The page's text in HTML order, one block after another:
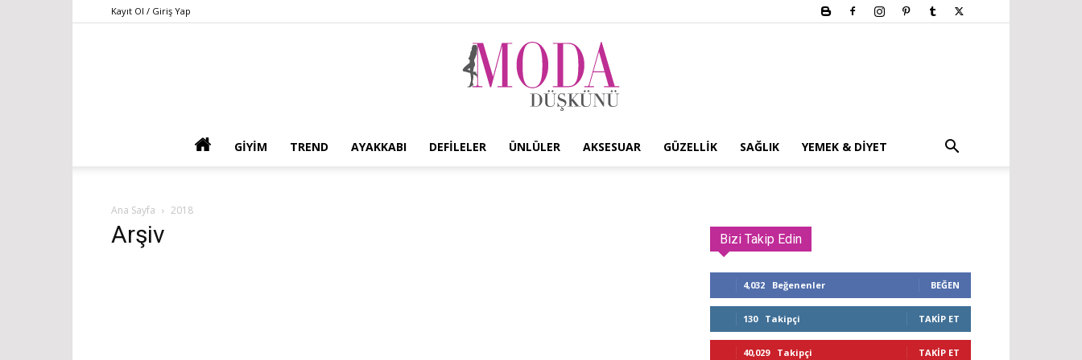
Kayıt Ol / Giriş Yap
GIYIM TREND AYAKKABI DEFILELER ÜNLÜLER AKSESUAR GÜZELLIK SAĞLIK YEMEK & DIYET
Ana Sayfa 2018
Arşiv Bizi Takip Edin
4,032 Beğenenler BEĞEN
130 Takipçi TAKIP ET
40,029 Takipçi TAKIP ET